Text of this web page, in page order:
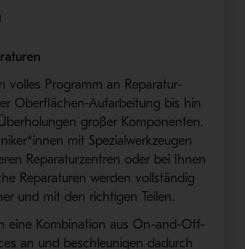
volles Programm an Reparatur-
Oberflächen-Aufarbeitung bis hin
großer Komponenten.
mit Spezialwerkzeugen
Reparaturzentren oder bei Ihnen
Reparaturen werden vollständig
und mit den richtigen Teilen.
eine Kombination aus On-and-Off-
an und beschleunigen dadurch